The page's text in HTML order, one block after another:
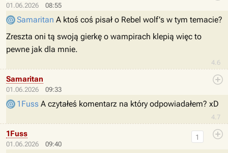
01.06.2026 08:55
4.6
Samaritan A ktoś coś pisał o Rebel wolf's w tym temacie?
Zreszta oni tą swoją gierkę o wampirach klepią więc to
pewne jak dla mnie.
01.06.2026 09:33
4.7
Samaritan
1Fuss A czytałeś komentarz na który odpowiadałem? xD
01.06.2026 09:40
1
1Fuss